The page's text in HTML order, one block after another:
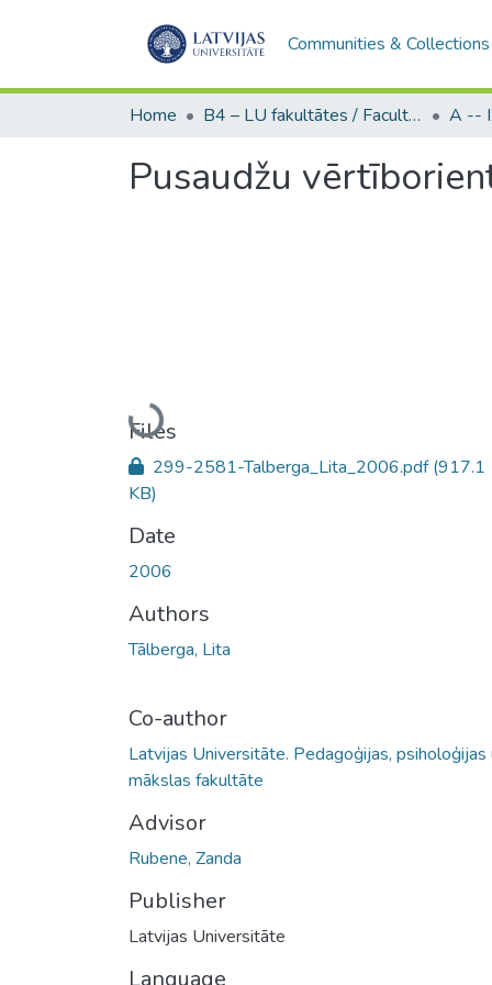
Communities & Collections
Home B4 – LU fakultātes / Faculties of the UL
Pusaudžu
Loading...
Files
299-2581-Talberga_Lita_2006.pdf(917.1
KB)
Date
2006
Authors
Tālberga, Lita
Co-author
Latvijas Universitāte. Pedagoģijas, psiholoģijas
mākslas fakultāte
Advisor
Rubene, Zanda
Publisher
Latvijas Universitāte
Language